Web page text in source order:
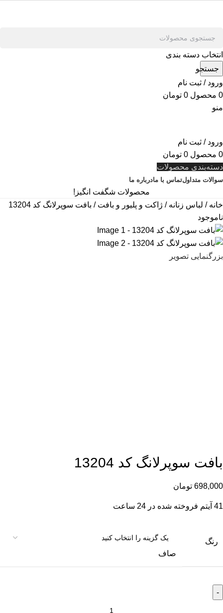
انتخاب دسته بندی
جستجو
ورود / ثبت نام
0 محصول 0 تومان
منو
ورود / ثبت نام
0 محصول 0 تومان
دسته‌بندی محصولات
سوالات متداولتماس با مادرباره ما
محصولات شگفت انگیز!
خانه لباس زنانه ژاکت و پلیور و بافت بافت سوپرلانگ کد 13204
ناموجود
بزرگنمایی تصویر
بافت سوپرلانگ کد 13204
698,000 تومان
41 آیتم فروخته شده در 24 ساعت
رنگ
صاف